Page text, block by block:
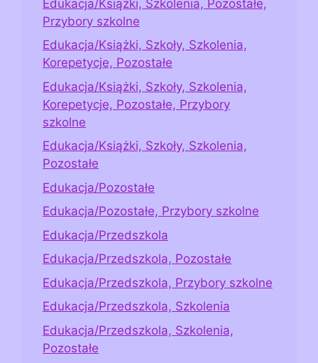
Edukacja/Książki, Szkolenia, Pozostałe,
Przybory szkolne
Edukacja/Książki, Szkoły, Szkolenia,
Korepetycje, Pozostałe
Edukacja/Książki, Szkoły, Szkolenia,
Korepetycje, Pozostałe, Przybory
szkolne
Edukacja/Książki, Szkoły, Szkolenia,
Pozostałe
Edukacja/Pozostałe
Edukacja/Pozostałe, Przybory szkolne
Edukacja/Przedszkola
Edukacja/Przedszkola, Pozostałe
Edukacja/Przedszkola, Przybory szkolne
Edukacja/Przedszkola, Szkolenia
Edukacja/Przedszkola, Szkolenia,
Pozostałe